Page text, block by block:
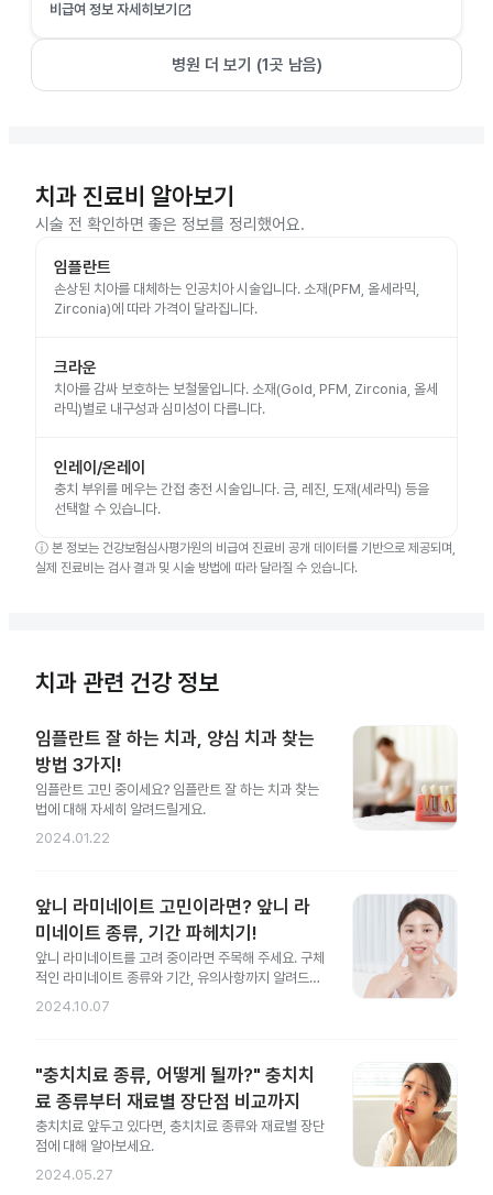
비급여 정보 자세히보기 open_in_new
병원 더 보기 (1곳 남음)
치과 진료비 알아보기
시술 전 확인하면 좋은 정보를 정리했어요.
임플란트
손상된 치아를 대체하는 인공치아 시술입니다. 소재(PFM, 올세라믹,
Zirconia)에 따라 가격이 달라집니다.
크라운
치아를 감싸 보호하는 보철물입니다. 소재(Gold, PFM, Zirconia, 올세
라믹)별로 내구성과 심미성이 다릅니다.
인레이/온레이
충치 부위를 메우는 간접 충전 시술입니다. 금, 레진, 도재(세라믹) 등을
선택할 수 있습니다.
ⓘ 본 정보는 건강보험심사평가원의 비급여 진료비 공개 데이터를 기반으로 제공되며,
실제 진료비는 검사 결과 및 시술 방법에 따라 달라질 수 있습니다.
치과 관련 건강 정보
임플란트 잘 하는 치과, 양심 치과 찾는
방법 3가지!
임플란트 고민 중이세요? 임플란트 잘 하는 치과 찾는
법에 대해 자세히 알려드릴게요.
2024.01.22
앞니 라미네이트 고민이라면? 앞니 라
미네이트 종류, 기간 파헤치기!
앞니 라미네이트를 고려 중이라면 주목해 주세요. 구체
적인 라미네이트 종류와 기간, 유의사항까지 알려드릴
게요.
2024.10.07
"충치치료 종류, 어떻게 될까?" 충치치
료 종류부터 재료별 장단점 비교까지
충치치료 앞두고 있다면, 충치치료 종류와 재료별 장단
점에 대해 알아보세요.
2024.05.27